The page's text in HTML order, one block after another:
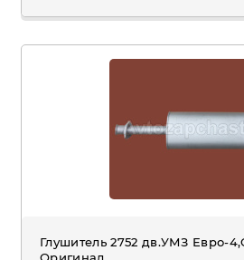
Глушитель 2752 дв.УМЗ Евро-